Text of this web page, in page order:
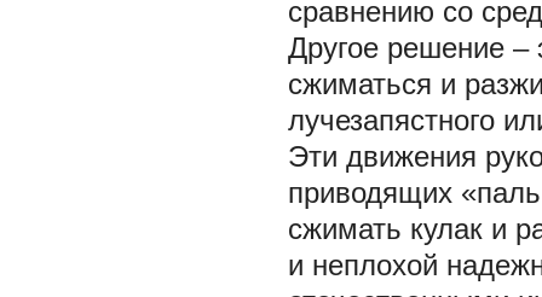
сравнению со
Другое решение –
сжиматься и
лучезапястного
Эти движения
приводящих
сжимать кулак и
и неплохой